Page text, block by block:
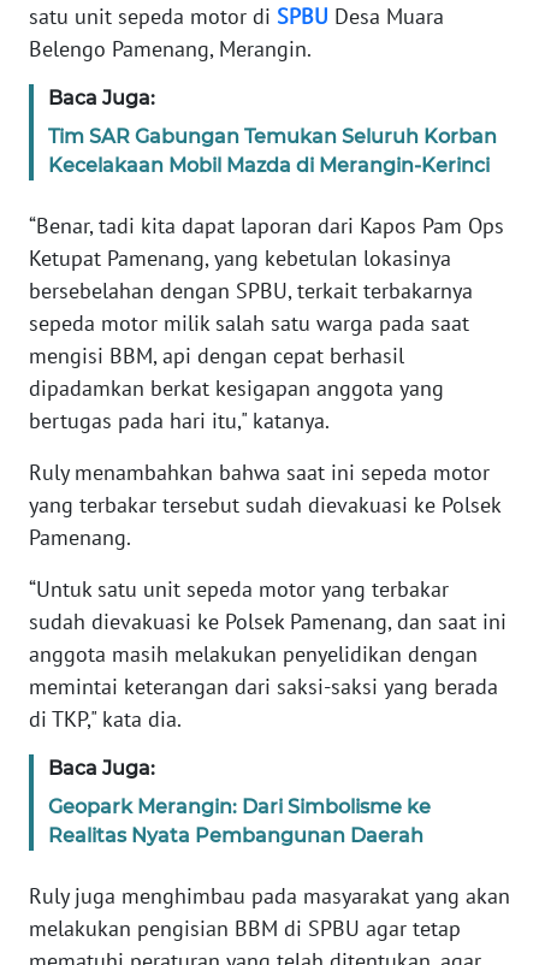
satu unit sepeda motor di SPBU Desa Muara
Belengo Pamenang, Merangin.
Baca Juga:
Tim SAR Gabungan Temukan Seluruh Korban
Kecelakaan Mobil Mazda di Merangin-Kerinci
“Benar, tadi kita dapat laporan dari Kapos Pam Ops
Ketupat Pamenang, yang kebetulan lokasinya
bersebelahan dengan SPBU, terkait terbakarnya
sepeda motor milik salah satu warga pada saat
mengisi BBM, api dengan cepat berhasil
dipadamkan berkat kesigapan anggota yang
bertugas pada hari itu," katanya.
Ruly menambahkan bahwa saat ini sepeda motor
yang terbakar tersebut sudah dievakuasi ke Polsek
Pamenang.
“Untuk satu unit sepeda motor yang terbakar
sudah dievakuasi ke Polsek Pamenang, dan saat ini
anggota masih melakukan penyelidikan dengan
memintai keterangan dari saksi-saksi yang berada
di TKP," kata dia.
Baca Juga:
Geopark Merangin: Dari Simbolisme ke
Realitas Nyata Pembangunan Daerah
Ruly juga menghimbau pada masyarakat yang akan
melakukan pengisian BBM di SPBU agar tetap
KARIR
DISCLAIMER
Wahana
WN
SUMUT
WN
JAKARTA
WN
JABAR
WN
BANTEN
WN
WN
KEPRI
PAPUA
PAPUA
BARAT